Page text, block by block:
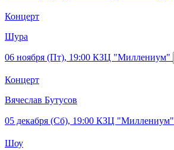
Концерт
Шура
06 ноября (Пт), 19:00 КЗЦ "Миллениум"
Концерт
Вячеслав Бутусов
05 декабря (Сб), 19:00 КЗЦ "Миллениум"
Шоу